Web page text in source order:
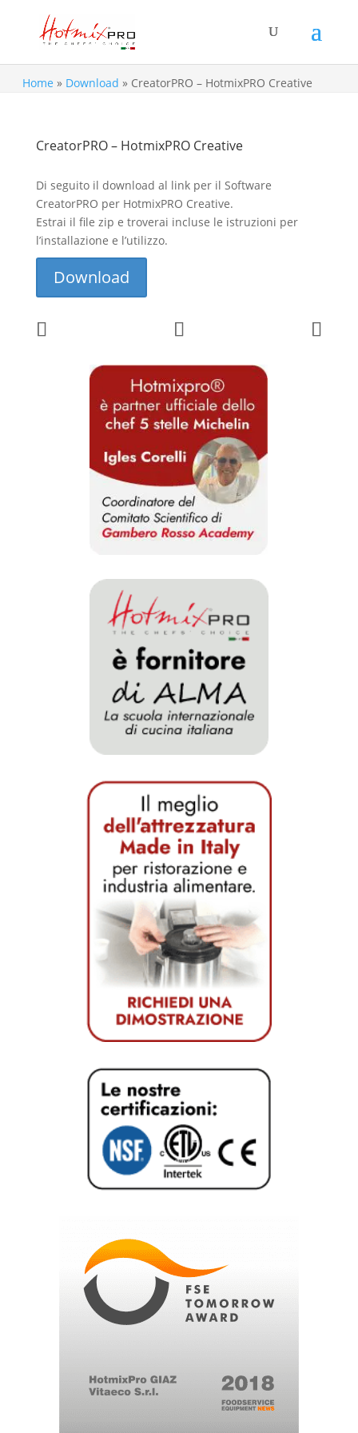
Home » Download » CreatorPRO – HotmixPRO Creative
CreatorPRO – HotmixPRO Creative
Di seguito il download al link per il Software
CreatorPRO per HotmixPRO Creative.
Estrai il file zip e troverai incluse le istruzioni per
l’installazione e l’utilizzo.
Download